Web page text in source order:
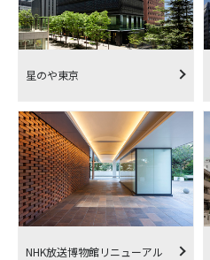
星のや東京
NHK放送博物館リニューアル